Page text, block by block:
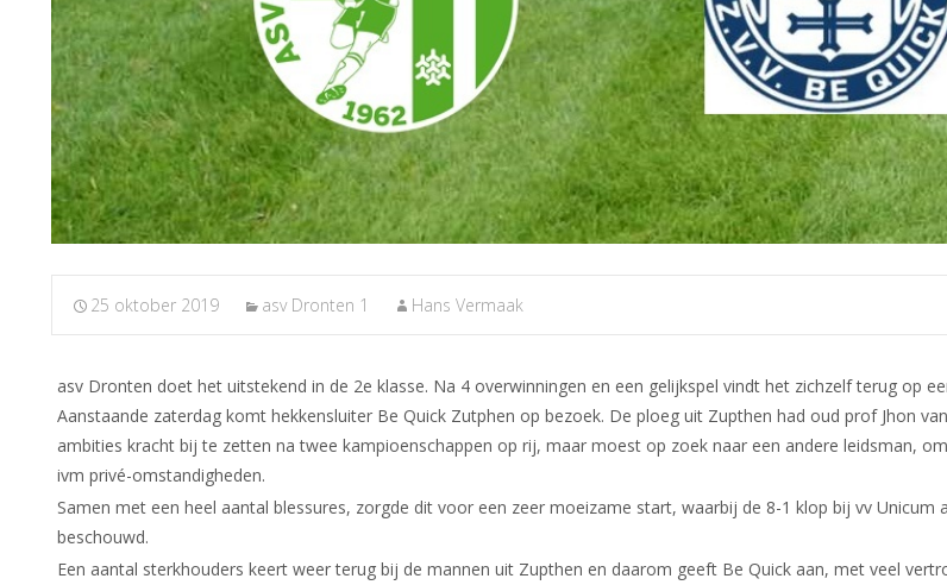
25 oktober 2019 asv Dronten 1 Hans Vermaak
asv Dronten doet het uitstekend in de 2e klasse. Na 4 overwinningen en een gelijkspel vindt het zichzelf terug op
Aanstaande zaterdag komt hekkensluiter Be Quick Zutphen op bezoek. De ploeg uit Zupthen had oud prof Jhon
ambities kracht bij te zetten na twee kampioenschappen op rij, maar moest op zoek naar een andere leidsman,
ivm privé-omstandigheden.
Samen met een heel aantal blessures, zorgde dit voor een zeer moeizame start, waarbij de 8-1 klop bij vv Unicum
beschouwd.
Een aantal sterkhouders keert weer terug bij de mannen uit Zupthen en daarom geeft Be Quick aan, met veel